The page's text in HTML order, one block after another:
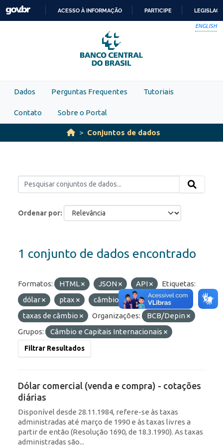
Skip to main content
PARA
O
CONTEÚDO
ACESSO À INFORMAÇÃO PARTICIPE
ENGLISH
Dados Perguntas Frequentes Tutoriais
Contato Sobre o Portal
Conjuntos de dados
Ordenar por
1 conjunto de dados encontrado
Formatos: HTML JSON API
Etiquetas:
dólar
ptax câmbio
comercial
taxas de câmbio
Organizações:
BCB/Depin
Grupos:
Câmbio e Capitais Internacionais
Filtrar Resultados
Dólar comercial (venda e compra) - cotações
diárias
Disponível desde 28.11.1984, refere-se às taxas
administradas até março de 1990 e às taxas livres a
partir de então (Resolução 1690, de 18.3.1990). As taxas
administradas são...